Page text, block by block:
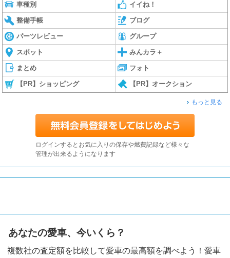
車種別 イイね！
整備手帳 ブログ
パーツレビュー グループ
スポット みんカラ＋
まとめ フォト
【PR】ショッピング 【PR】オークション
もっと見る
ログインするとお気に入りの保存や燃費記録など様々な
管理が出来るようになります
あなたの愛車、今いくら？
複数社の査定額を比較して愛車の最高額を調べよう！愛車